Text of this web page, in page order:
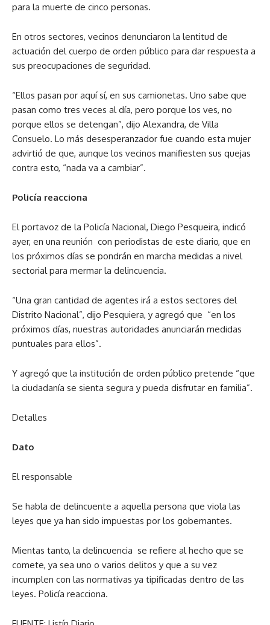
para la muerte de cinco personas.
En otros sectores, vecinos denunciaron la lentitud de
actuación del cuerpo de orden público para dar respuesta a
sus preocupaciones de seguridad.
“Ellos pasan por aquí sí, en sus camionetas. Uno sabe que
pasan como tres veces al día, pero porque los ves, no
porque ellos se detengan”, dijo Alexandra, de Villa
Consuelo. Lo más desesperanzador fue cuando esta mujer
advirtió de que, aunque los vecinos manifiesten sus quejas
contra esto, “nada va a cambiar”.
Policía reacciona
El portavoz de la Policía Nacional, Diego Pesqueira, indicó
ayer, en una reunión con periodistas de este diario, que en
los próximos días se pondrán en marcha medidas a nivel
sectorial para mermar la delincuencia.
“Una gran cantidad de agentes irá a estos sectores del
Distrito Nacional”, dijo Pesquiera, y agregó que “en los
próximos días, nuestras autoridades anunciarán medidas
puntuales para ellos”.
Y agregó que la institución de orden público pretende “que
la ciudadanía se sienta segura y pueda disfrutar en familia”.
Detalles
Dato
El responsable
Se habla de delincuente a aquella persona que viola las
leyes que ya han sido impuestas por los gobernantes.
Mientas tanto, la delincuencia se refiere al hecho que se
comete, ya sea uno o varios delitos y que a su vez
incumplen con las normativas ya tipificadas dentro de las
leyes. Policía reacciona.